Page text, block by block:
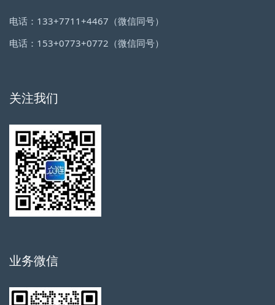
电话：133+7711+4467（微信同号）
电话：153+0773+0772（微信同号）
关注我们
业务微信